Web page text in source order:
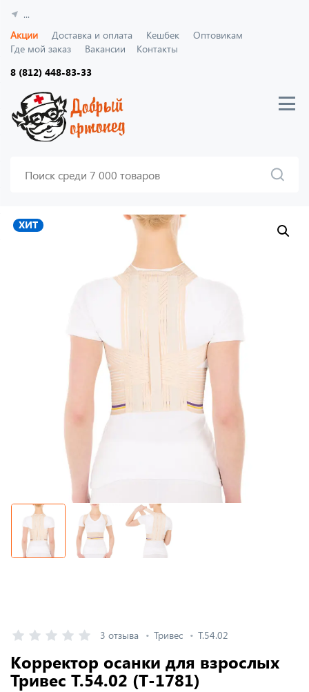
...
Акции
Доставка и оплата Кешбек
Оптовикам
Где мой заказ
Вакансии
Контакты
8 (812) 448-83-33
ХИТ
3 отзыва Тривес Т.54.02
Корректор осанки для взрослых
Тривес Т.54.02 (Т-1781)